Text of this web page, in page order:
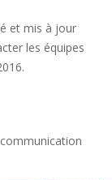
et mis à jour
les équipes